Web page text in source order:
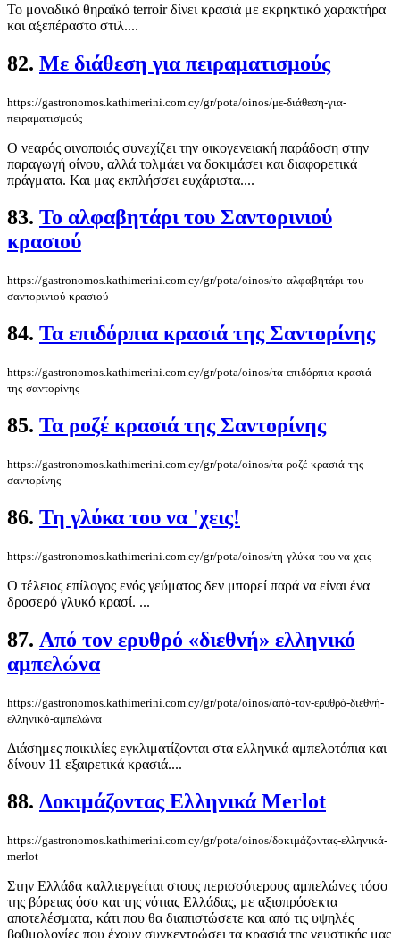
Το μοναδικό θηραϊκό terroir δίνει κρασιά με εκρηκτικό χαρακτήρα
και αξεπέραστο στιλ....
82. Με διάθεση για πειραματισμούς
https://gastronomos.kathimerini.com.cy/gr/pota/oinos/με-διάθεση-για-
πειραματισμούς
Ο νεαρός οινοποιός συνεχίζει την οικογενειακή παράδοση στην
παραγωγή οίνου, αλλά τολμάει να δοκιμάσει και διαφορετικά
πράγματα. Και μας εκπλήσσει ευχάριστα....
83. Το αλφαβητάρι του Σαντορινιού
κρασιού
https://gastronomos.kathimerini.com.cy/gr/pota/oinos/το-αλφαβητάρι-του-
σαντορινιού-κρασιού
84. Τα επιδόρπια κρασιά της Σαντορίνης
https://gastronomos.kathimerini.com.cy/gr/pota/oinos/τα-επιδόρπια-κρασιά-
της-σαντορίνης
85. Τα ροζέ κρασιά της Σαντορίνης
https://gastronomos.kathimerini.com.cy/gr/pota/oinos/τα-ροζέ-κρασιά-της-
σαντορίνης
86. Τη γλύκα του να 'χεις!
https://gastronomos.kathimerini.com.cy/gr/pota/oinos/τη-γλύκα-του-να-χεις
Ο τέλειος επίλογος ενός γεύματος δεν μπορεί παρά να είναι ένα
δροσερό γλυκό κρασί. ...
87. Από τον ερυθρό «διεθνή» ελληνικό
αμπελώνα
https://gastronomos.kathimerini.com.cy/gr/pota/oinos/από-τον-ερυθρό-διεθνή-
ελληνικό-αμπελώνα
Διάσημες ποικιλίες εγκλιματίζονται στα ελληνικά αμπελοτόπια και
δίνουν 11 εξαιρετικά κρασιά....
88. Δοκιμάζοντας Ελληνικά Merlot
https://gastronomos.kathimerini.com.cy/gr/pota/oinos/δοκιμάζοντας-ελληνικά-
merlot
Στην Ελλάδα καλλιεργείται στους περισσότερους αμπελώνες τόσο
της βόρειας όσο και της νότιας Ελλάδας, με αξιοπρόσεκτα
αποτελέσματα, κάτι που θα διαπιστώσετε και από τις υψηλές
βαθμολογίες που έχουν συγκεντρώσει τα κρασιά της γευστικής μας